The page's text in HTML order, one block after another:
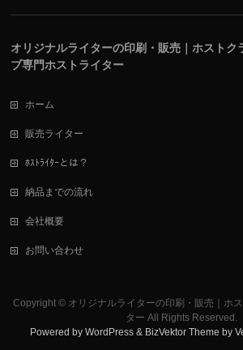
オリジナルライターの印刷・販売｜ホストク
ブ専門ホストライター
ホーム
販売ライター
ﾎｽﾄﾗｲﾀｰとは？
納品までの流れ
会社概要
お問い合わせ
Copyright © オリジナルライターの印刷・販売｜ホ
ター All Rights Reserved.
Powered byWordPress & BizVektor Theme by